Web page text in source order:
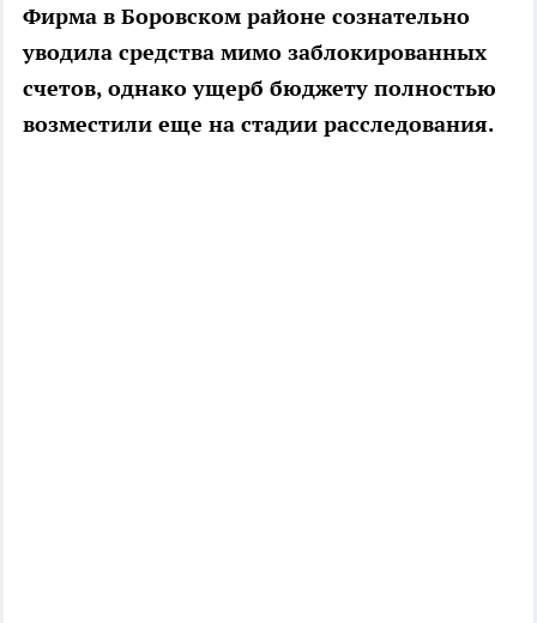
Фирма в Боровском районе сознательно
уводила средства мимо заблокированных
счетов, однако ущерб бюджету полностью
возместили еще на стадии расследования.